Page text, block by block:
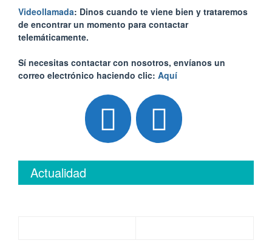
Videollamada: Dinos cuando te viene bien y trataremos
de encontrar un momento para contactar
telemáticamente.
Sí necesitas contactar con nosotros, envíanos un
correo electrónico haciendo clic: Aquí
Actualidad